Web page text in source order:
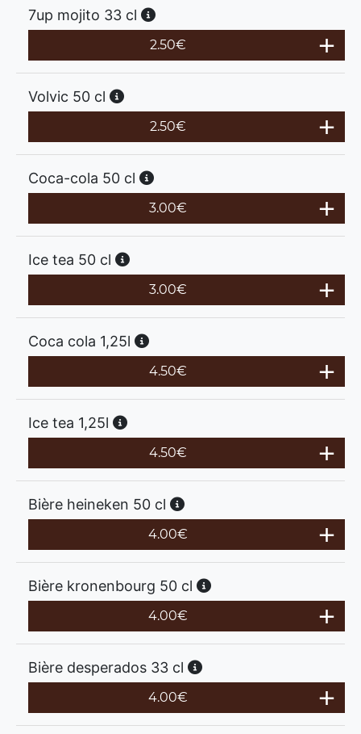
7up mojito 33 cl
2.50€
Volvic 50 cl
2.50€
Coca-cola 50 cl
3.00€
Ice tea 50 cl
3.00€
Coca cola 1,25l
4.50€
Ice tea 1,25l
4.50€
Bière heineken 50 cl
4.00€
Bière kronenbourg 50 cl
4.00€
Bière desperados 33 cl
4.00€